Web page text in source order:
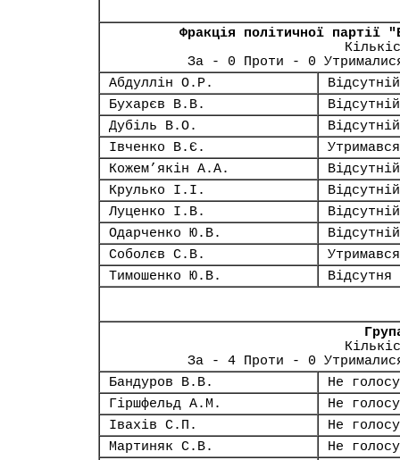
Фракція політичної партії
За - 0 Проти - 0
Абдуллін О.Р.
Відсутній
Бухарєв В.В.
Відсутній
Дубіль В.О.
Відсутній
Івченко В.Є.
Утримався
Кожем’якін А.А.
Відсутній
Крулько І.І.
Відсутній
Луценко І.В.
Відсутній
Одарченко Ю.В.
Відсутній
Соболєв С.В.
Утримався
Тимошенко Ю.В.
Відсутня
За - 4 Проти - 0
Бандуров В.В.
Не
Гіршфельд А.М.
Не
Івахів С.П.
Не
Мартиняк С.В.
Не